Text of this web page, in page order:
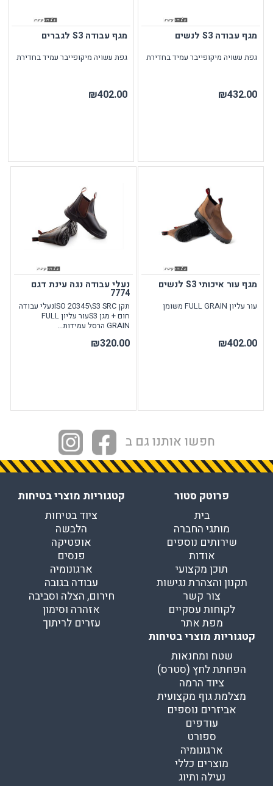
מגף עבודה S3 לנשים
גפת עשויה מיקופייבר עמיד בחדירת
₪432.00
מגף עבודה S3 לגברים
גפת עשויה מיקופייבר עמיד בחדירת
₪402.00
מגף עור איכותי S3 לנשים
עור עליון FULL GRAIN משומן
₪402.00
נעלי עבודה נגה עינת דגם
7774
תקן ISO 20345\S3 SRCנעלי עבודה
חום + מגן S3עור עליון FULL
GRAIN הרסל עמידות...
₪320.00
חפשו אותנו גם ב
פרוטק סטור
בית
מותגי החברה
שירותים נוספים
אודות
תוכן מקצועי
תקנון והצהרת נגישות
צור קשר
לקוחות עסקיים
מפת אתר
קטגוריות מוצרי בטיחות
ציוד בטיחות
הלבשה
אופטיקה
פנסים
ארגונומיה
עבודה בגובה
חירום, הצלה וסביבה
אזהרה וסימון
עזרים לריתוך
קטגוריות מוצרי בטיחות
שטח ומחנאות
הפחתת לחץ (סטרס)
ציוד הרמה
מצלמת גוף מקצועית
אביזרים נוספים
עודפים
ספורט
ארגונומיה
מוצרים כללי
נעילה ותיוג